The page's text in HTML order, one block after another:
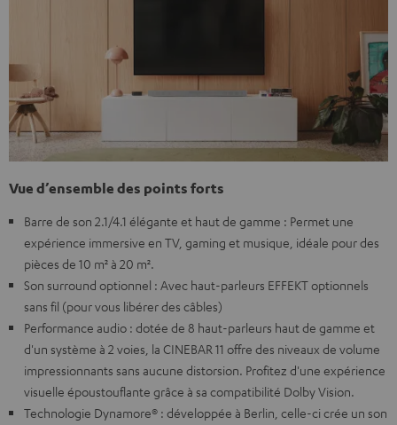
Vue d’ensemble des points forts
Barre de son 2.1/4.1 élégante et haut de gamme : Permet une
expérience immersive en TV, gaming et musique, idéale pour des
pièces de 10 m² à 20 m².
Son surround optionnel : Avec haut-parleurs EFFEKT optionnels
sans fil (pour vous libérer des câbles)
Performance audio : dotée de 8 haut-parleurs haut de gamme et
d'un système à 2 voies, la CINEBAR 11 offre des niveaux de volume
impressionnants sans aucune distorsion. Profitez d'une expérience
visuelle époustouflante grâce à sa compatibilité Dolby Vision.
Technologie Dynamore® : développée à Berlin, celle-ci crée un son